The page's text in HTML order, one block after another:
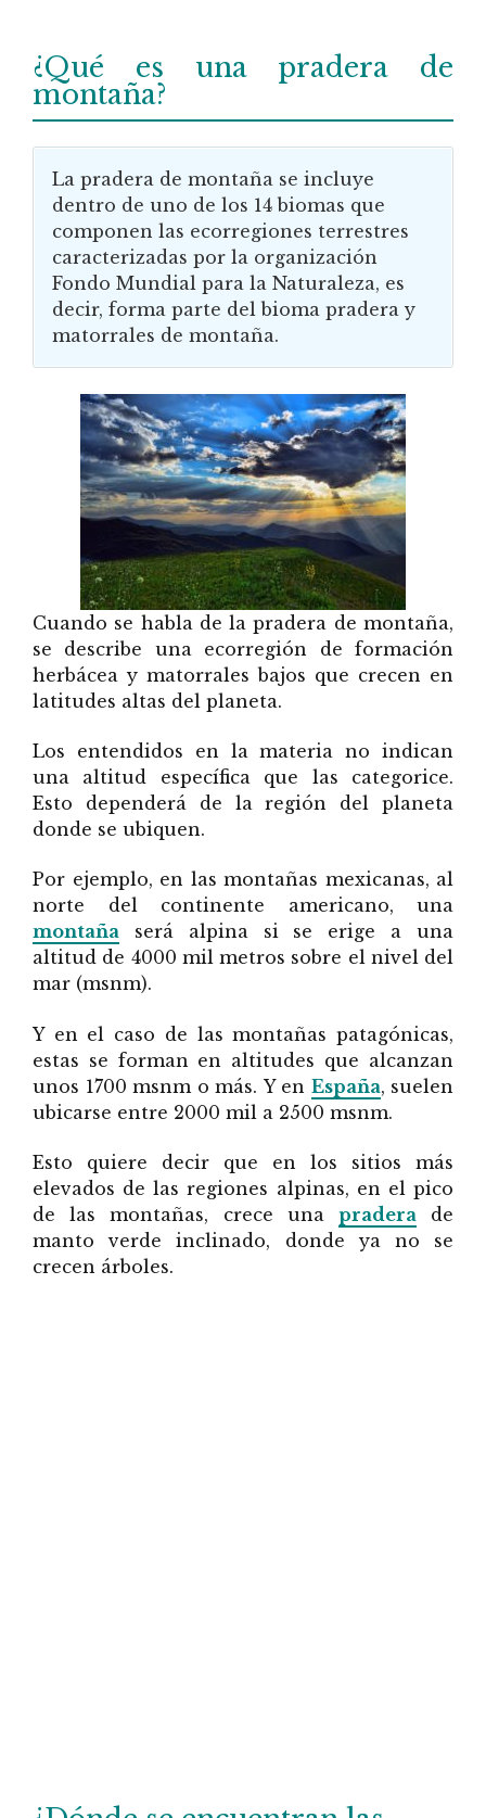
¿Qué es una pradera de
montaña?
La pradera de montaña se incluye
dentro de uno de los 14 biomas que
componen las ecorregiones terrestres
caracterizadas por la organización
Fondo Mundial para la Naturaleza, es
decir, forma parte del bioma pradera y
matorrales de montaña.
Cuando se habla de la pradera de montaña,
se describe una ecorregión de formación
herbácea y matorrales bajos que crecen en
latitudes altas del planeta.
Los entendidos en la materia no indican
una altitud específica que las categorice.
Esto dependerá de la región del planeta
donde se ubiquen.
Por ejemplo, en las montañas mexicanas, al
norte del continente americano, una
montaña será alpina si se erige a una
altitud de 4000 mil metros sobre el nivel del
mar (msnm).
Y en el caso de las montañas patagónicas,
estas se forman en altitudes que alcanzan
unos 1700 msnm o más. Y en España, suelen
ubicarse entre 2000 mil a 2500 msnm.
Esto quiere decir que en los sitios más
elevados de las regiones alpinas, en el pico
de las montañas, crece una praderade
manto verde inclinado, donde ya no se
crecen árboles.